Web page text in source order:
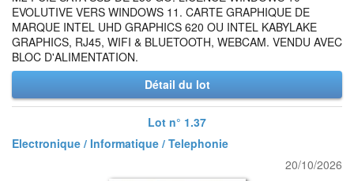
EVOLUTIVE VERS WINDOWS 11. CARTE GRAPHIQUE DE
MARQUE INTEL UHD GRAPHICS 620 OU INTEL KABYLAKE
GRAPHICS, RJ45, WIFI & BLUETOOTH, WEBCAM. VENDU AVEC
BLOC D'ALIMENTATION.
Détail du lot
Lot n° 1.37
Electronique / Informatique / Telephonie
20/10/2026